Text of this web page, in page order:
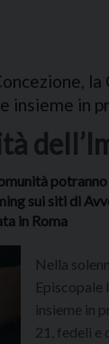
insieme in
sui siti di
in Roma
Nella
Episcopale
insieme in
21, fedeli e